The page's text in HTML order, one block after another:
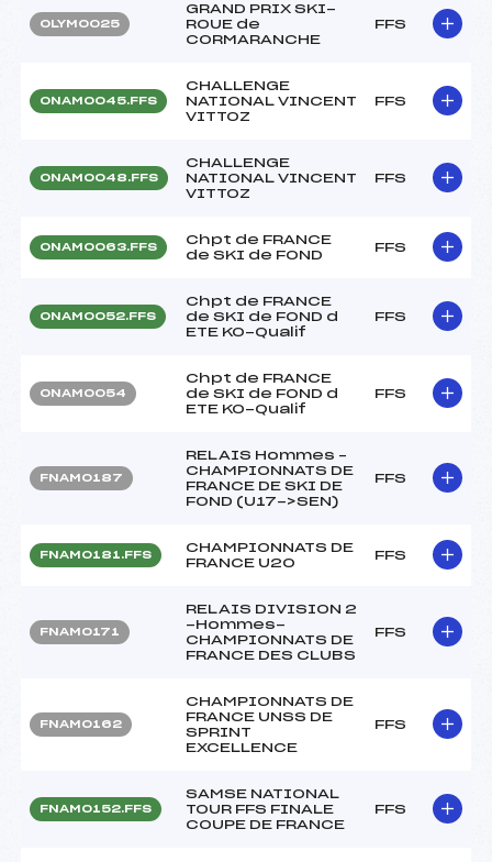
OLYM0025
GRAND PRIX SKI-
ROUE de
CORMARANCHE
FFS
ONAM0045.FFS
CHALLENGE
NATIONAL VINCENT
VITTOZ
FFS
ONAM0048.FFS
CHALLENGE
NATIONAL VINCENT
VITTOZ
FFS
ONAM0063.FFS
Chpt de FRANCE
de SKI de FOND
FFS
ONAM0052.FFS
Chpt de FRANCE
de SKI de FOND d
ETE KO-Qualif
FFS
ONAM0054
Chpt de FRANCE
de SKI de FOND d
ETE KO-Qualif
FFS
FNAM0187
RELAIS Hommes –
CHAMPIONNATS DE
FRANCE DE SKI DE
FOND (U17->SEN)
FFS
FNAM0181.FFS
CHAMPIONNATS DE
FRANCE U20
FFS
FNAM0171
RELAIS DIVISION 2
-Hommes-
CHAMPIONNATS DE
FRANCE DES CLUBS
FFS
FNAM0162
CHAMPIONNATS DE
FRANCE UNSS DE
SPRINT
EXCELLENCE
FFS
FNAM0152.FFS
SAMSE NATIONAL
TOUR FFS FINALE
COUPE DE FRANCE
FFS